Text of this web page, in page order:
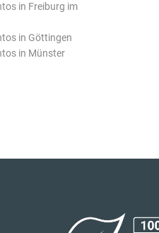
in Freiburg im
in Göttingen
in Münster